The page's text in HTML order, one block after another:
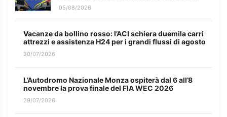
05/08/2026
Vacanze da bollino rosso: l’ACI schiera duemila carri
attrezzi e assistenza H24 per i grandi flussi di agosto
30/07/2026
L’Autodromo Nazionale Monza ospiterà dal 6 all’8
novembre la prova finale del FIA WEC 2026
29/07/2026